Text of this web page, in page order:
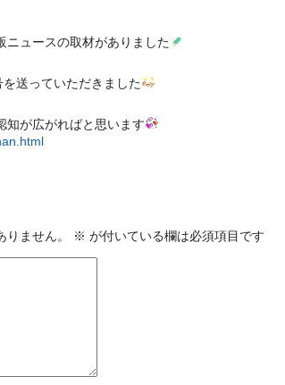
ニュースの取材があ りました
送っていただき ました
知が広がればと思います
ません。 ※ が付いている欄は必須項目です